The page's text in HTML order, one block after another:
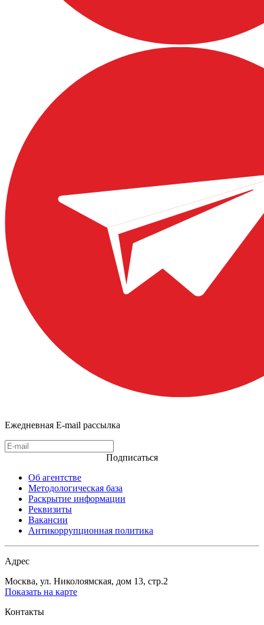
Ежедневная E-mail рассылка
Подписаться
Об агентстве
Методологическая база
Раскрытие информации
Реквизиты
Вакансии
Антикоррупционная политика
Адрес
Москва, ул. Николоямская, дом 13, стр.2
Показать на карте
Контакты